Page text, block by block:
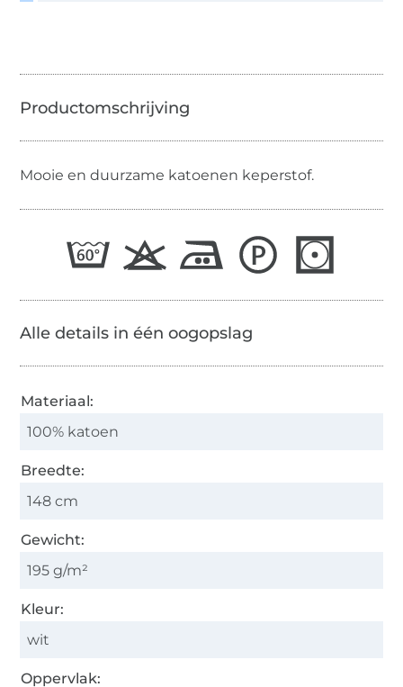
Mooie en duurzame katoenen keperstof.
Alle details in één oogopslag
Materiaal:
100% katoen
Breedte:
148 cm
Gewicht:
195 g/m²
Kleur:
wit
Oppervlak: